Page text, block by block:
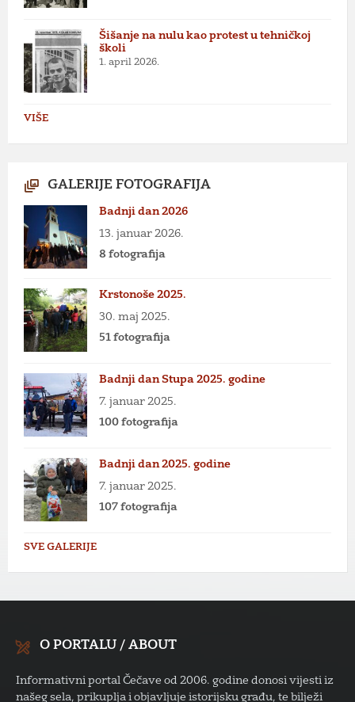
Šišanje na nulu kao protest u tehničkoj
školi
1. april 2026.
VIŠE
GALERIJE FOTOGRAFIJA
Badnji dan 2026
13. januar 2026.
8 fotografija
Krstonoše 2025.
30. maj 2025.
51 fotografija
Badnji dan Stupa 2025. godine
7. januar 2025.
100 fotografija
Badnji dan 2025. godine
7. januar 2025.
107 fotografija
SVE GALERIJE
O PORTALU / ABOUT
Informativni portal Čečave od 2006. godine donosi vijesti iz
našeg sela, prikuplja i objavljuje istorijsku građu, te bilježi